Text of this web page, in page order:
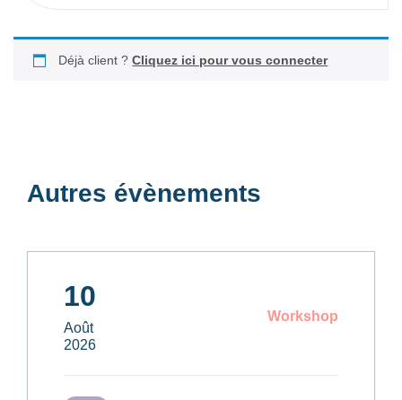
Déjà client ?Cliquez ici pour vous connecter
Autres évènements
10
Août
2026
Workshop